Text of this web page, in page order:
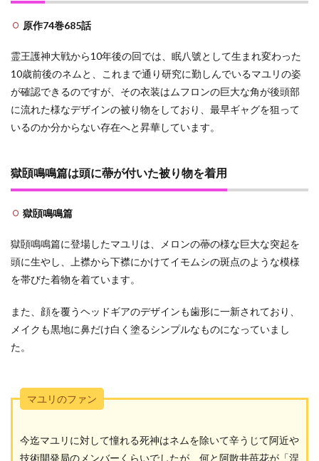
原作74巻685話
霊王護神大戦から10年後の回では、眠八號として生まれ変わった
10歳前後のネムと、これまで通り研究に勤しんでいるマユリの姿
が確認できるのですが、その衣装はムフロンの巨大な角が後頭部
に流れた様なデザインの被り物をしており、最早ギャグを狙って
いるのか分からない存在へと昇華しています。
獄頣鳴鳴篇は頭に蔕が付いた被り物を着用
獄頣鳴鳴篇
獄頣鳴鳴篇に登場したマユリは、メロンの蔕の様な巨大な突起を
頭に生やし、上襟から下襟にかけてイモムシの斑点のような模様
を帯びた着物を着ています。
また、顔を覆うヘッドギアのデザインも歯形に一新されており、
メイクも黒地に鼻だけ白く塗るシンプルなものになっていまし
た。
マユリのファン
今迄マユリに対して憧れる死神はネムを除いて辛うじて阿近や
技術開発局のメンバーくらいでしたが、何と阿散井苺花が「涅